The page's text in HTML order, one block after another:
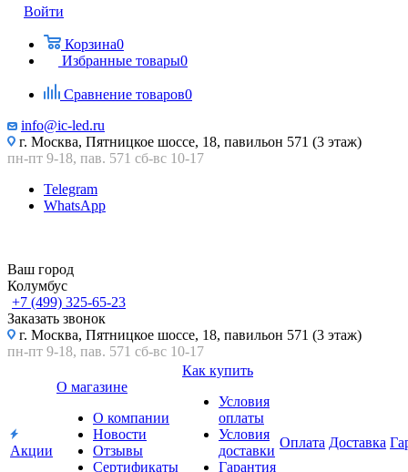
Войти
Корзина0
Избранные товары0
Сравнение товаров0
info@ic-led.ru
г. Москва, Пятницкое шоссе, 18, павильон 571 (3 этаж)
пн-пт 9-18, пав. 571 сб-вс 10-17
Telegram
WhatsApp
Ваш город
Колумбус
+7 (499) 325-65-23
Заказать звонок
г. Москва, Пятницкое шоссе, 18, павильон 571 (3 этаж)
пн-пт 9-18, пав. 571 сб-вс 10-17
Акции
О магазине
О компании
Новости
Отзывы
Сертификаты
Как купить
Условия
оплаты
Условия
доставки
Гарантия
Оплата Доставка